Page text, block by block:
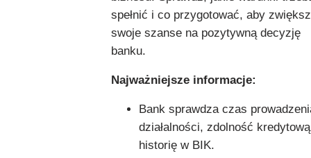
spełnić i co przygotować, aby
swoje szanse na pozytywną decyzję
banku.
Najważniejsze informacje:
Bank sprawdza czas
działalności, zdolność
historię w BIK.